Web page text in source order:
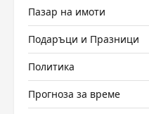
Пазар на имоти
Подаръци и Празници
Политика
Прогноза за време